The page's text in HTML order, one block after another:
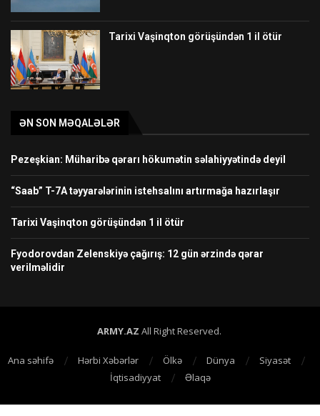
Tarixi Vaşinqton görüşündən 1 il ötür
ƏN SON MƏQALƏLƏR
Pezeşkian: Müharibə qərarı hökumətin səlahiyyətində deyil
“Saab” T-7A təyyarələrinin istehsalını artırmağa hazırlaşır
Tarixi Vaşinqton görüşündən 1 il ötür
Fyodorovdan Zelenskiyə çağırış: 12 gün ərzində qərar
verilməlidir
ARMY.AZ All Right Reserved.
Ana səhifə Hərbi Xəbərlər Ölkə Dünya
Siyasət
İqtisadiyyat
Əlaqə